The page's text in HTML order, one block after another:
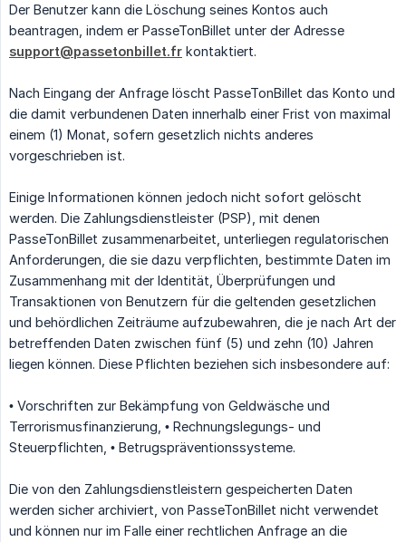
Der Benutzer kann die Löschung seines Kontos auch
beantragen, indem er PasseTonBillet unter der Adresse
support@passetonbillet.fr kontaktiert.
Nach Eingang der Anfrage löscht PasseTonBillet das Konto und
die damit verbundenen Daten innerhalb einer Frist von maximal
einem (1) Monat, sofern gesetzlich nichts anderes
vorgeschrieben ist.
Einige Informationen können jedoch nicht sofort gelöscht
werden. Die Zahlungsdienstleister (PSP), mit denen
PasseTonBillet zusammenarbeitet, unterliegen regulatorischen
Anforderungen, die sie dazu verpflichten, bestimmte Daten im
Zusammenhang mit der Identität, Überprüfungen und
Transaktionen von Benutzern für die geltenden gesetzlichen
und behördlichen Zeiträume aufzubewahren, die je nach Art der
betreffenden Daten zwischen fünf (5) und zehn (10) Jahren
liegen können. Diese Pflichten beziehen sich insbesondere auf:
• Vorschriften zur Bekämpfung von Geldwäsche und
Terrorismusfinanzierung, • Rechnungslegungs- und
Steuerpflichten, • Betrugspräventionssysteme.
Die von den Zahlungsdienstleistern gespeicherten Daten
werden sicher archiviert, von PasseTonBillet nicht verwendet
und können nur im Falle einer rechtlichen Anfrage an die